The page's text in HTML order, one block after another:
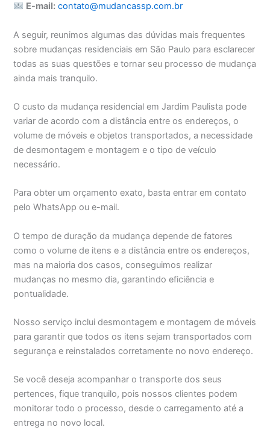
E-mail: contato@mudancassp.com.br
A seguir, reunimos algumas das dúvidas mais frequentes
sobre mudanças residenciais em São Paulo para esclarecer
todas as suas questões e tornar seu processo de mudança
ainda mais tranquilo.
O custo da mudança residencial em Jardim Paulista pode
variar de acordo com a distância entre os endereços, o
volume de móveis e objetos transportados, a necessidade
de desmontagem e montagem e o tipo de veículo
necessário.
Para obter um orçamento exato, basta entrar em contato
pelo WhatsApp ou e-mail.
O tempo de duração da mudança depende de fatores
como o volume de itens e a distância entre os endereços,
mas na maioria dos casos, conseguimos realizar
mudanças no mesmo dia, garantindo eficiência e
pontualidade.
Nosso serviço inclui desmontagem e montagem de móveis
para garantir que todos os itens sejam transportados com
segurança e reinstalados corretamente no novo endereço.
Se você deseja acompanhar o transporte dos seus
pertences, fique tranquilo, pois nossos clientes podem
monitorar todo o processo, desde o carregamento até a
entrega no novo local.